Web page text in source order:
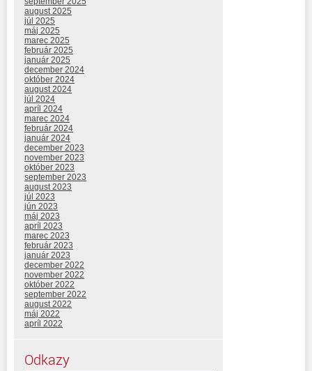
august 2025
júl 2025
máj 2025
marec 2025
február 2025
január 2025
december 2024
október 2024
august 2024
júl 2024
apríl 2024
marec 2024
február 2024
január 2024
december 2023
november 2023
október 2023
september 2023
august 2023
júl 2023
jún 2023
máj 2023
apríl 2023
marec 2023
február 2023
január 2023
december 2022
november 2022
október 2022
september 2022
august 2022
máj 2022
apríl 2022
Odkazy